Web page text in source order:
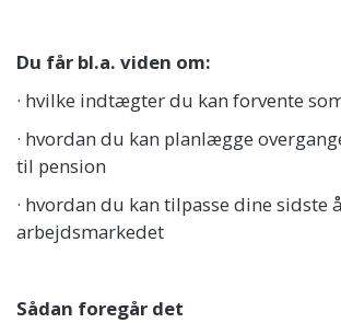
Du får bl.a. viden om:
· hvilke indtægter du kan forvente
· hvordan du kan planlægge
til pension
· hvordan du kan tilpasse dine sidste
arbejdsmarkedet
Sådan foregår det